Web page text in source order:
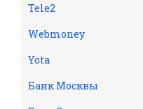
Tele2
Webmoney
Yota
Банк Москвы